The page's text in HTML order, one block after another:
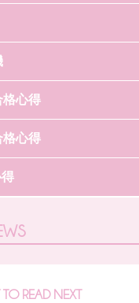
格心得
格心得
READ NEXT